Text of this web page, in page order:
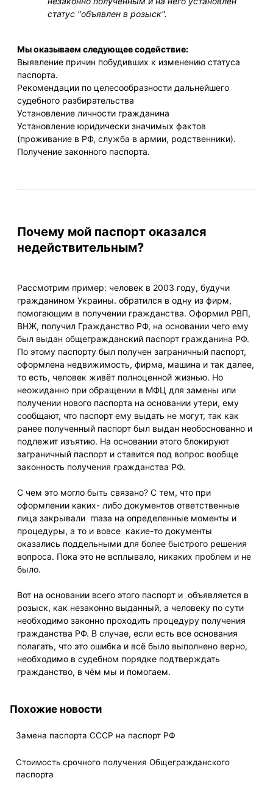
статус "объявлен в розыск".
Мы оказываем следующее содействие:
Выявление причин побудивших к изменению статуса
паспорта.
Рекомендации по целесообразности дальнейшего
судебного разбирательства
Установление личности гражданина
Установление юридически значимых фактов
(проживание в РФ, служба в армии, родственники).
Получение законного паспорта.
Почему мой паспорт оказался
недействительным?
Рассмотрим пример: человек в 2003 году, будучи
гражданином Украины. обратился в одну из фирм,
помогающим в получении гражданства. Оформил РВП,
ВНЖ, получил Гражданство РФ, на основании чего ему
был выдан общегражданский паспорт гражданина РФ.
По этому паспорту был получен заграничный паспорт,
оформлена недвижимость, фирма, машина и так далее,
то есть, человек живёт полноценной жизнью. Но
неожиданно при обращении в МФЦ для замены или
получении нового паспорта на основании утери, ему
сообщают, что паспорт ему выдать не могут, так как
ранее полученный паспорт был выдан необоснованно и
подлежит изъятию. На основании этого блокируют
заграничный паспорт и ставится под вопрос вообще
законность получения гражданства РФ.
С чем это могло быть связано? С тем, что при
оформлении каких- либо документов ответственные
лица закрывали глаза на определенные моменты и
процедуры, а то и вовсе какие-то документы
оказались поддельными для более быстрого решения
вопроса. Пока это не всплывало, никаких проблем и не
было.
Вот на основании всего этого паспорт и объявляется в
розыск, как незаконно выданный, а человеку по сути
необходимо законно проходить процедуру получения
гражданства РФ. В случае, если есть все основания
полагать, что это ошибка и всё было выполнено верно,
необходимо в судебном порядке подтверждать
гражданство, в чём мы и помогаем.
Похожие новости
Замена паспорта СССР на паспорт РФ
Стоимость срочного получения Общегражданского
паспорта